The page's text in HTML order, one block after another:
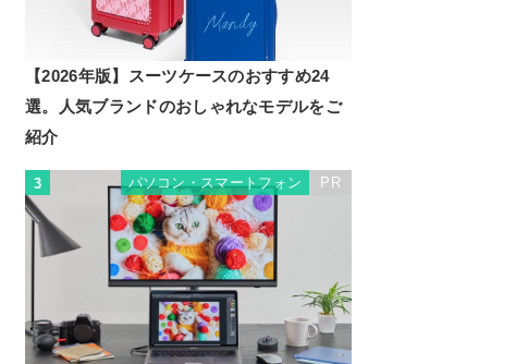
【2026年版】スーツケースのおすすめ24
選。人気ブランドのおしゃれなモデルをご
紹介
3 パソコン・スマートフォン PR